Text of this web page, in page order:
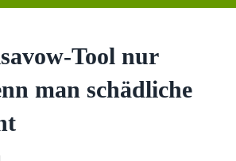
Tool nur
man schädliche